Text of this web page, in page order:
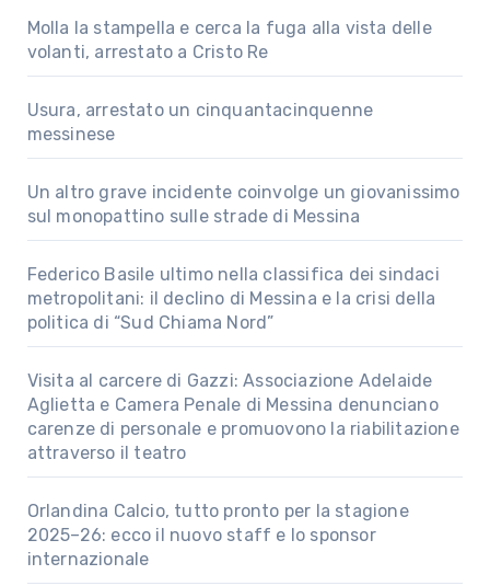
Molla la stampella e cerca la fuga alla vista delle
volanti, arrestato a Cristo Re
Usura, arrestato un cinquantacinquenne
messinese
Un altro grave incidente coinvolge un giovanissimo
sul monopattino sulle strade di Messina
Federico Basile ultimo nella classifica dei sindaci
metropolitani: il declino di Messina e la crisi della
politica di “Sud Chiama Nord”
Visita al carcere di Gazzi: Associazione Adelaide
Aglietta e Camera Penale di Messina denunciano
carenze di personale e promuovono la riabilitazione
attraverso il teatro
Orlandina Calcio, tutto pronto per la stagione
2025–26: ecco il nuovo staff e lo sponsor
internazionale